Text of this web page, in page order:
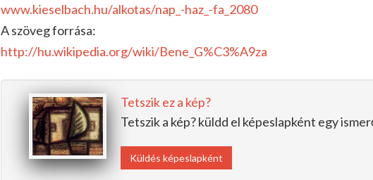
www.kieselbach.hu/alkotas/nap_-haz_-fa_2080
A szöveg forrása:
http://hu.wikipedia.org/wiki/Bene_G%C3%A9za
Tetszik ez a kép?
Tetszik a kép? küldd el képeslapként egy
Küldés képeslapként